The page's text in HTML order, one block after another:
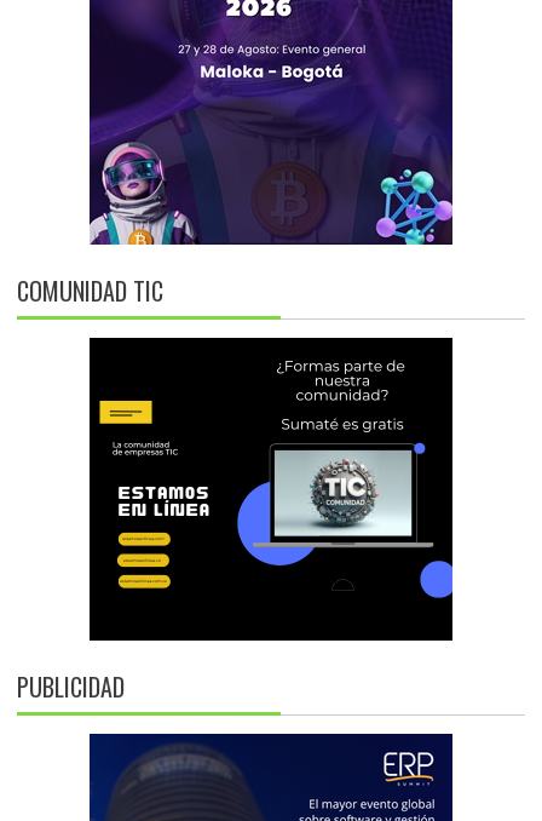
COMUNIDAD TIC
PUBLICIDAD